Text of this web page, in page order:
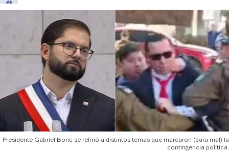
Presidente Gabriel Boric se refirió a distintos temas que marcaron (para mal) la
contingencia política.